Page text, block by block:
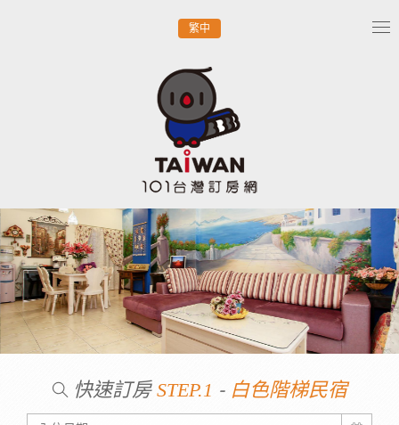
繁中
快速訂房 STEP.1 - 白色階梯民宿